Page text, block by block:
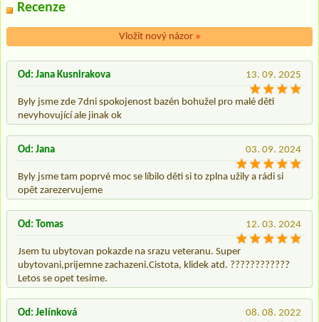
Recenze
Vložit nový názor »
13. 09. 2025
Od: Jana Kusnirakova
Byly jsme zde 7dni spokojenost bazén bohužel pro malé děti
nevyhovující ale jinak ok
03. 09. 2024
Od: Jana
Byly jsme tam poprvé moc se líbilo děti si to zplna užily a rádi si
opět zarezervujeme
12. 03. 2024
Od: Tomas
Jsem tu ubytovan pokazde na srazu veteranu. Super
ubytovani,prijemne zachazeni.Cistota, klidek atd. ????????????
Letos se opet tesime.
08. 08. 2022
Od: Jelínková